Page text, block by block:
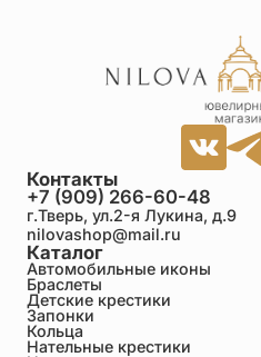
Каталог
Автомобильные иконы
Браслеты
Детские крестики
Запонки
Кольца
Нательные крестики
Контакты
+7 (909) 266-60-48
г.Тверь, ул.2-я Лукина, д.9
nilovashop@mail.ru